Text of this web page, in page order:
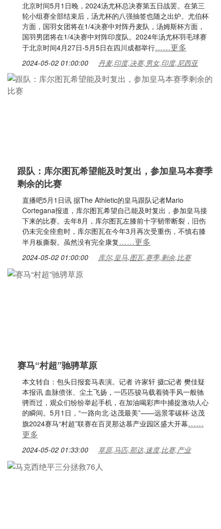
北京时间5月1日晚，2024汤尤杯总决赛第五日战罢。在第三
轮小组赛全部结束后，汤尤杯的八强抽签也随之出炉。尤伯杯
方面，国羽女团将在1/4决赛中对阵丹麦队，汤姆斯杯方面，
国羽男团将在1/4决赛中对阵印度队。2024年汤尤杯羽毛球赛
于北京时间4月27日-5月5日在四川成都举行……更多
2024-05-02 01:00:00 丹麦,印度,决赛,男女,印度,尼西亚
跟队：库尔图瓦希望能及时复出，参加皇马本赛季
剩余的比赛
直播吧5月1日讯 据The Athletic的皇马跟队记者Mario
Cortegana报道，库尔图瓦希望自己能及时复出，参加皇马接
下来的比赛。去年8月，库尔图瓦左膝前十字韧带断裂，旧伤
仍未完全痊愈时，库尔图瓦在今年3月再次受重伤，不慎右膝
半月板撕裂。虽然没有完全康复……更多
2024-05-02 01:00:00 库尔,皇马,图瓦,赛季,剩余,比赛
赛马“村超”驰骋草原
本文转自：包头日报套马表演。记者 许家轩 摄□记者 樊佳疑
本报讯 血脉偾张、尘土飞扬，一匹匹骏马载着骑手风一般驰
骋而过，观众们纷纷举起手机，在加油喝彩声中捕捉激动人心
的瞬间。5月1日，“一路向北·达茂最美”——远景零碳杯·达茂
旗2024赛马“村超”联赛在百灵那达慕产业园区盛大开幕……
更多
2024-05-02 01:33:00 草原,马匹,那达,速度,比赛,产业